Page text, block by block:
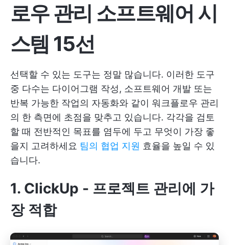
로우 관리 소프트웨어 시
스템 15선
선택할 수 있는 도구는 정말 많습니다. 이러한 도구
중 다수는 다이어그램 작성, 소프트웨어 개발 또는
반복 가능한 작업의 자동화와 같이 워크플로우 관리
의 한 측면에 초점을 맞추고 있습니다. 각각을 검토
할 때 전반적인 목표를 염두에 두고 무엇이 가장 좋
을지 고려하세요 팀의 협업 지원 효율을 높일 수 있
습니다.
1. ClickUp - 프로젝트 관리에 가
장 적합